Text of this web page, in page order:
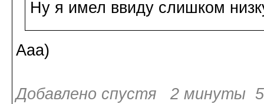
Ну я имел ввиду слишком
Ааа)
Добавлено спустя 2 минуты